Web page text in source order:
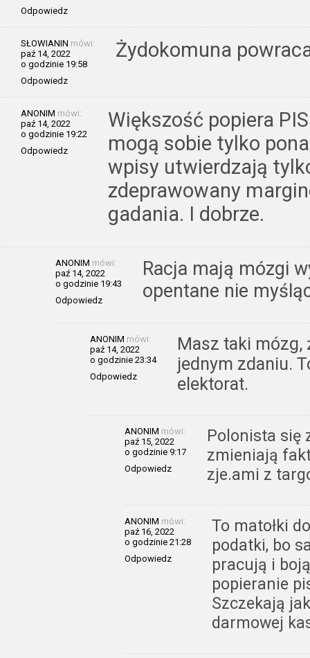
Odpowiedz
SŁOWIANIN mówi:
paź 14, 2022
o godzinie 19:58
Odpowiedz
Żydokomuna
ANONIM mówi:
paź 14, 2022
o godzinie 19:22
Odpowiedz
Większość popiera
mogą sobie tylko
wpisy utwierdzają
zdeprawowany
gadania. I dobrze.
ANONIM mówi:
paź 14, 2022
o godzinie 19:43
Odpowiedz
Racja mają mózgi
opentane nie
ANONIM mówi:
paź 14, 2022
o godzinie 23:34
Odpowiedz
Masz taki mózg,
jednym zdaniu.
elektorat.
ANONIM mówi:
paź 15, 2022
o godzinie 9:17
Odpowiedz
Polonista się
zmieniają
zje.ami z
ANONIM mówi:
paź 16, 2022
o godzinie 21:28
Odpowiedz
To matołki
podatki, bo
pracują i
popieranie
Szczekają
darmowej